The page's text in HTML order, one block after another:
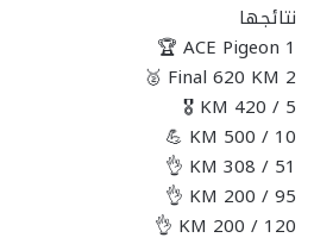
نتائجها
1 ACE Pigeon 🏆
2 Final 620 KM 🥈
5 / 420 KM 🎖️
10 / 500 KM 💪
51 / 308 KM 👌
95 / 200 KM 👌
120 / 200 KM 👌